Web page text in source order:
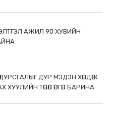
АЖИЛ 90 ХУВИЙН
ДУРСГАЛЫГ ДУР МЭДЭН ХӨНДӨЖ
ХУУЛИЙН ТӨСӨЛ ӨРГӨН БАРИНА